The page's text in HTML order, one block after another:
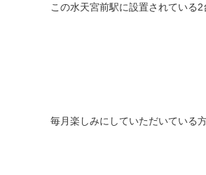
この水天宮前駅に設置されている
毎月楽しみにしていただいている